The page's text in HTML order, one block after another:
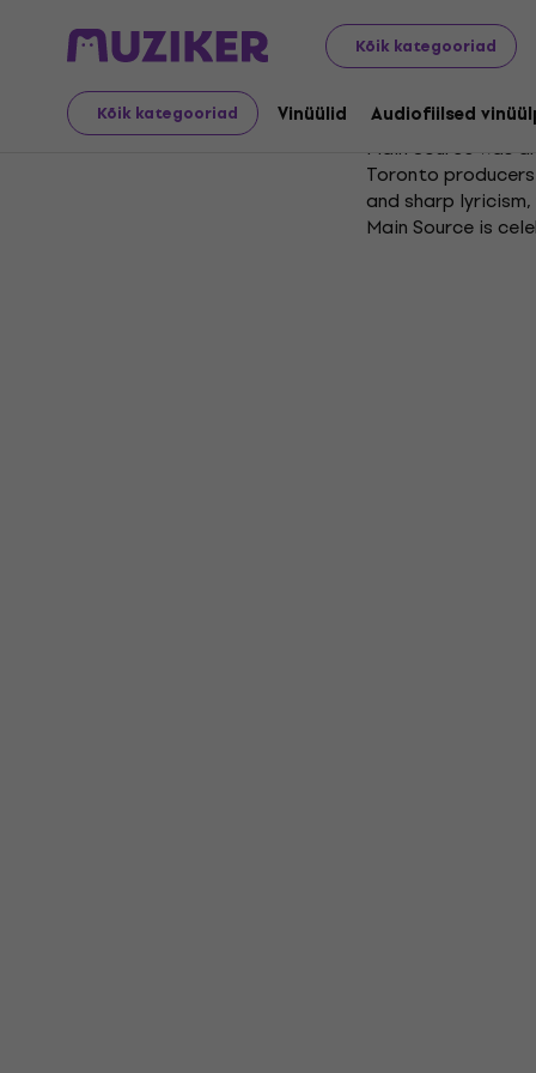
Kõik kategooriad
Kõik kategooriad Vinüülid Audiofiilsed
Main
Main Source was
Toronto
and sharp
Main Source is